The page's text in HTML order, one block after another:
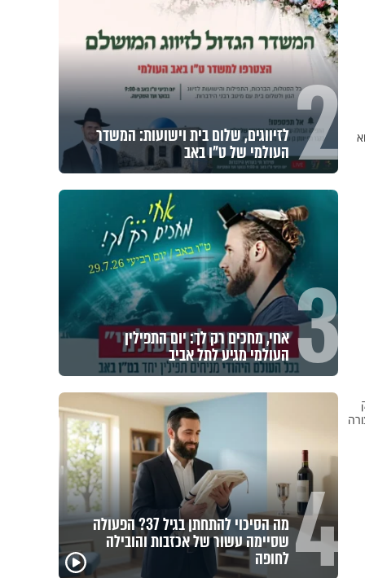
2 לזיווגים, שלום בית וישועות: המשדר
העולמי של ט"ו באב
3 אחי, מחכים רק לך: יום התפילין
העולמי מגיע לתל אביב
4 מה הסיכוי להתחתן בגיל 37? הפעולה
שסיימה עשור של אכזבות והובילה
לחופה
באיזה ארץ לומדים יותר